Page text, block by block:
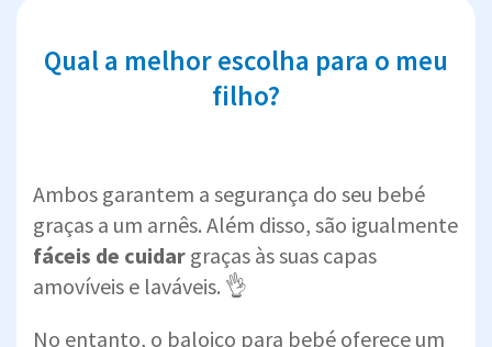
Qual a melhor escolha para o meu
filho?
Ambos garantem a segurança do seu bebé
graças a um arnês. Além disso, são igualmente
fáceis de cuidar graças às suas capas
amovíveis e laváveis. 👌
No entanto, o baloiço para bebé oferece um